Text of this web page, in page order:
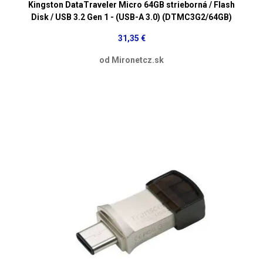
Kingston DataTraveler Micro 64GB strieborná / Flash
Disk / USB 3.2 Gen 1 - (USB-A 3.0) (DTMC3G2/64GB)
31,35 €
od Mironetcz.sk